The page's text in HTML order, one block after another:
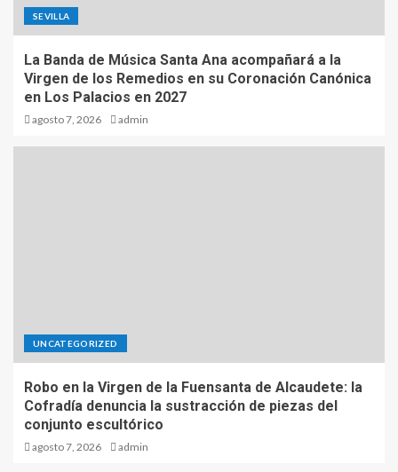
SEVILLA
La Banda de Música Santa Ana acompañará a la
Virgen de los Remedios en su Coronación Canónica
en Los Palacios en 2027
agosto 7, 2026 admin
UNCATEGORIZED
Robo en la Virgen de la Fuensanta de Alcaudete: la
Cofradía denuncia la sustracción de piezas del
conjunto escultórico
agosto 7, 2026 admin